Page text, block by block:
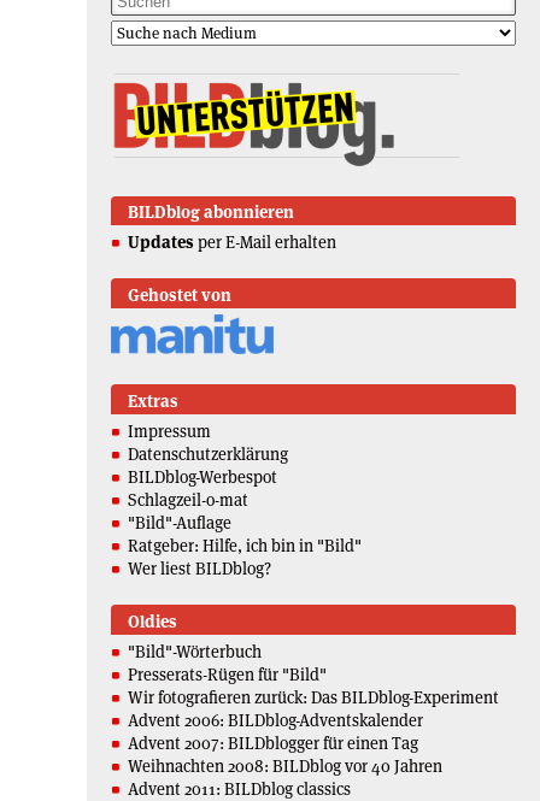
BILDblog abonnieren
Updates per E-Mail erhalten
Gehostet von
Extras
Impressum
Datenschutzerklärung
BILDblog-Werbespot
Schlagzeil-o-mat
"Bild"-Auflage
Ratgeber: Hilfe, ich bin in "Bild"
Wer liest BILDblog?
Oldies
"Bild"-Wörterbuch
Presserats-Rügen für "Bild"
Wir fotografieren zurück: Das BILDblog-Experiment
Advent 2006: BILDblog-Adventskalender
Advent 2007: BILDblogger für einen Tag
Weihnachten 2008: BILDblog vor 40 Jahren
Advent 2011: BILDblog classics